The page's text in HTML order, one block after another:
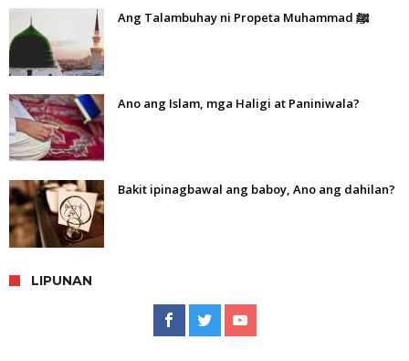
Ang Talambuhay ni Propeta Muhammad ﷺ
Ano ang Islam, mga Haligi at Paniniwala?
Bakit ipinagbawal ang baboy, Ano ang dahilan?
LIPUNAN